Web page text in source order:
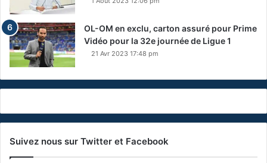
OL-OM en exclu, carton assuré pour Prime
Vidéo pour la 32e journée de Ligue 1
21 Avr 2023 17:48 pm
Suivez nous sur Twitter et Facebook